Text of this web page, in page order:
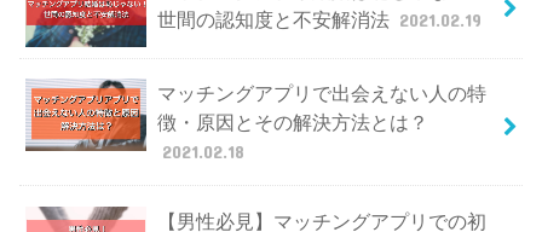
世間の認知度と不安解消法 2021.02.19
マッチングアプリで出会えない人の特
徴・原因とその解決方法とは？
2021.02.18
【男性必見】マッチングアプリでの初